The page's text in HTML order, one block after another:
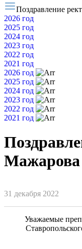
Поздравление
2026 год
2025 год
2024 год
2023 год
2022 год
2021 год
2026 год
2025 год
2024 год
2023 год
2022 год
2021 год
31 декабря 2022
Уважаемые